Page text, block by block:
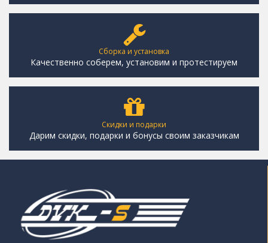
Сборка и установка
Качественно соберем, установим и протестируем
Скидки и подарки
Дарим скидки, подарки и бонусы своим заказчикам